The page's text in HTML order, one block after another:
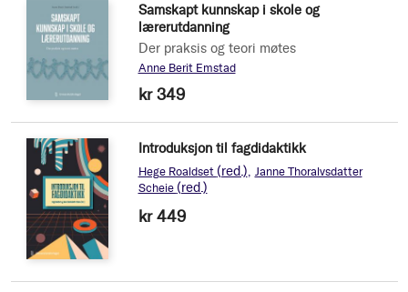
Samskapt kunnskap i skole og
lærerutdanning
Der praksis og teori møtes
Anne Berit Emstad
kr 349
Introduksjon til fagdidaktikk
Hege Roaldset (red.) Janne Thoralvsdatter
Scheie (red.)
kr 449